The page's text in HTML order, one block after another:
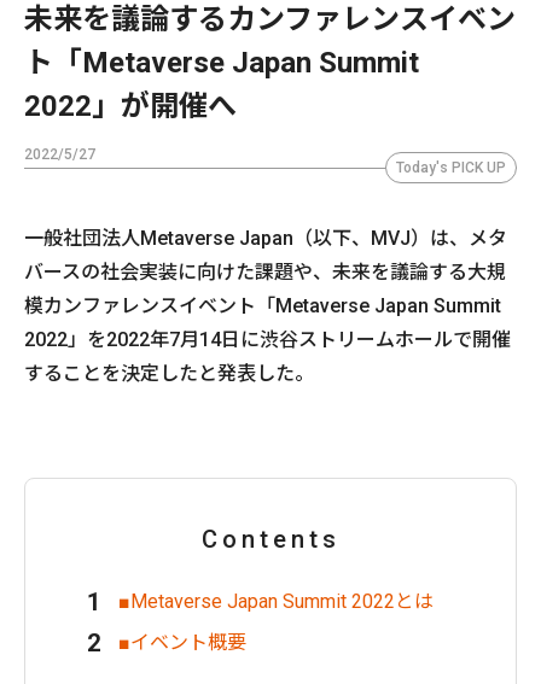
未来を議論するカンファレンスイベン
ト「Metaverse Japan Summit
2022」が開催へ
2022/5/27
Today's PICK UP
一般社団法人Metaverse Japan（以下、MVJ）は、メタ
バースの社会実装に向けた課題や、未来を議論する大規
模カンファレンスイベント「Metaverse Japan Summit
2022」を2022年7月14日に渋谷ストリームホールで開催
することを決定したと発表した。
Contents
■Metaverse Japan Summit 2022とは
■イベント概要